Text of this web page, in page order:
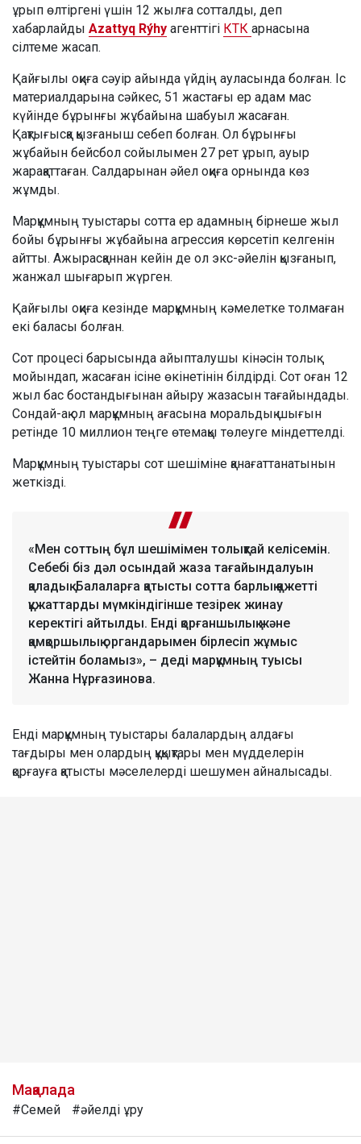
ұрып өлтіргені үшін 12 жылға сотталды, деп
хабарлайды Azattyq Rýhy агенттігі КТК арнасына
сілтеме жасап.
Қайғылы оқиға сәуір айында үйдің ауласында болған. Іс
материалдарына сәйкес, 51 жастағы ер адам мас
күйінде бұрынғы жұбайына шабуыл жасаған.
Қақтығысқа қызғаныш себеп болған. Ол бұрынғы
жұбайын бейсбол сойылымен 27 рет ұрып, ауыр
жарақаттаған. Салдарынан әйел оқиға орнында көз
жұмды.
Марқұмның туыстары сотта ер адамның бірнеше жыл
бойы бұрынғы жұбайына агрессия көрсетіп келгенін
айтты. Ажырасқаннан кейін де ол экс-әйелін қызғанып,
жанжал шығарып жүрген.
Қайғылы оқиға кезінде марқұмның кәмелетке толмаған
екі баласы болған.
Сот процесі барысында айыпталушы кінәсін толық
мойындап, жасаған ісіне өкінетінін білдірді. Сот оған 12
жыл бас бостандығынан айыру жазасын тағайындады.
Сондай-ақ ол марқұмның ағасына моральдық шығын
ретінде 10 миллион теңге өтемақы төлеуге міндеттелді.
Марқұмның туыстары сот шешіміне қанағаттанатынын
жеткізді.
«Мен соттың бұл шешімімен толықтай келісемін.
Себебі біз дәл осындай жаза тағайындалуын
қаладық. Балаларға қатысты сотта барлық қажетті
құжаттарды мүмкіндігінше тезірек жинау
керектігі айтылды. Енді қорғаншылық және
қамқоршылық органдарымен бірлесіп жұмыс
істейтін боламыз», – деді марқұмның туысы
Жанна Нұрғазинова.
Енді марқұмның туыстары балалардың алдағы
тағдыры мен олардың құқықтары мен мүдделерін
қорғауға қатысты мәселелерді шешумен айналысады.
Мақалада
#Семей #әйелді ұру